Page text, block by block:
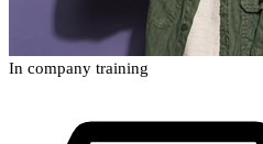
In company training